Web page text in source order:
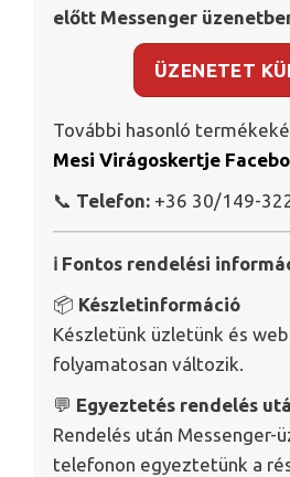
előtt Messenger
ÜZENETET
További hasonló
Mesi Virágoskertje
📞 Telefon: +36 30/149-
ℹ️ Fontos rendelési
📦 Készletinformáció
Készletünk üzletünk és
folyamatosan változik.
💬 Egyeztetés rendelés
Rendelés után Messenger-
telefonon egyeztetünk a